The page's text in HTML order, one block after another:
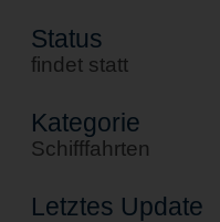
Status
findet statt
Kategorie
Schifffahrten
Letztes Update